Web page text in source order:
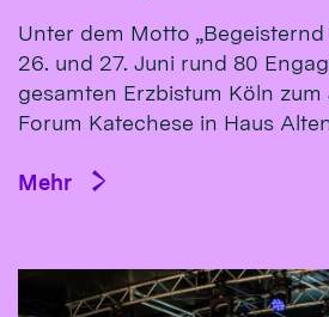
Unter dem Motto
26. und 27. Juni rund 80
gesamten Erzbistum Köln
Forum Katechese in Haus
Mehr